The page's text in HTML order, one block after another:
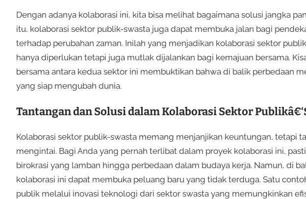
Dengan adanya kolaborasi ini, kita bisa melihat bagaimana solusi jangka
itu, kolaborasi sektor publik-swasta juga dapat membuka jalan bagi
terhadap perubahan zaman. Inilah yang menjadikan kolaborasi sektor
hanya diperlukan tetapi juga mutlak dijalankan bagi kemajuan bersama.
bersama antara kedua sektor ini membuktikan bahwa di balik perbedaan
yang siap mengubah dunia.
Tantangan dan Solusi dalam Kolaborasi Sektor
Kolaborasi sektor publik-swasta memang menjanjikan keuntungan, tetapi
mengintai. Bagi Anda yang pernah terlibat dalam proyek kolaborasi ini,
birokrasi yang lamban hingga perbedaan dalam budaya kerja. Namun, di
kolaborasi ini dapat membuka peluang baru yang tidak terduga. Satu
publik melalui inovasi teknologi dari sektor swasta yang memungkinkan